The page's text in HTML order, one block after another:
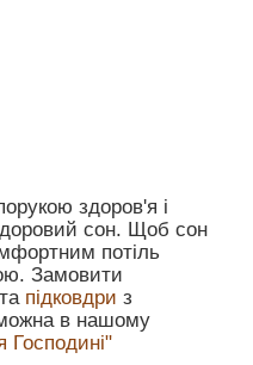
здоров'я і
сон. Щоб сон
потіль
Замовити
підковдри з
можна в нашому
Господині"